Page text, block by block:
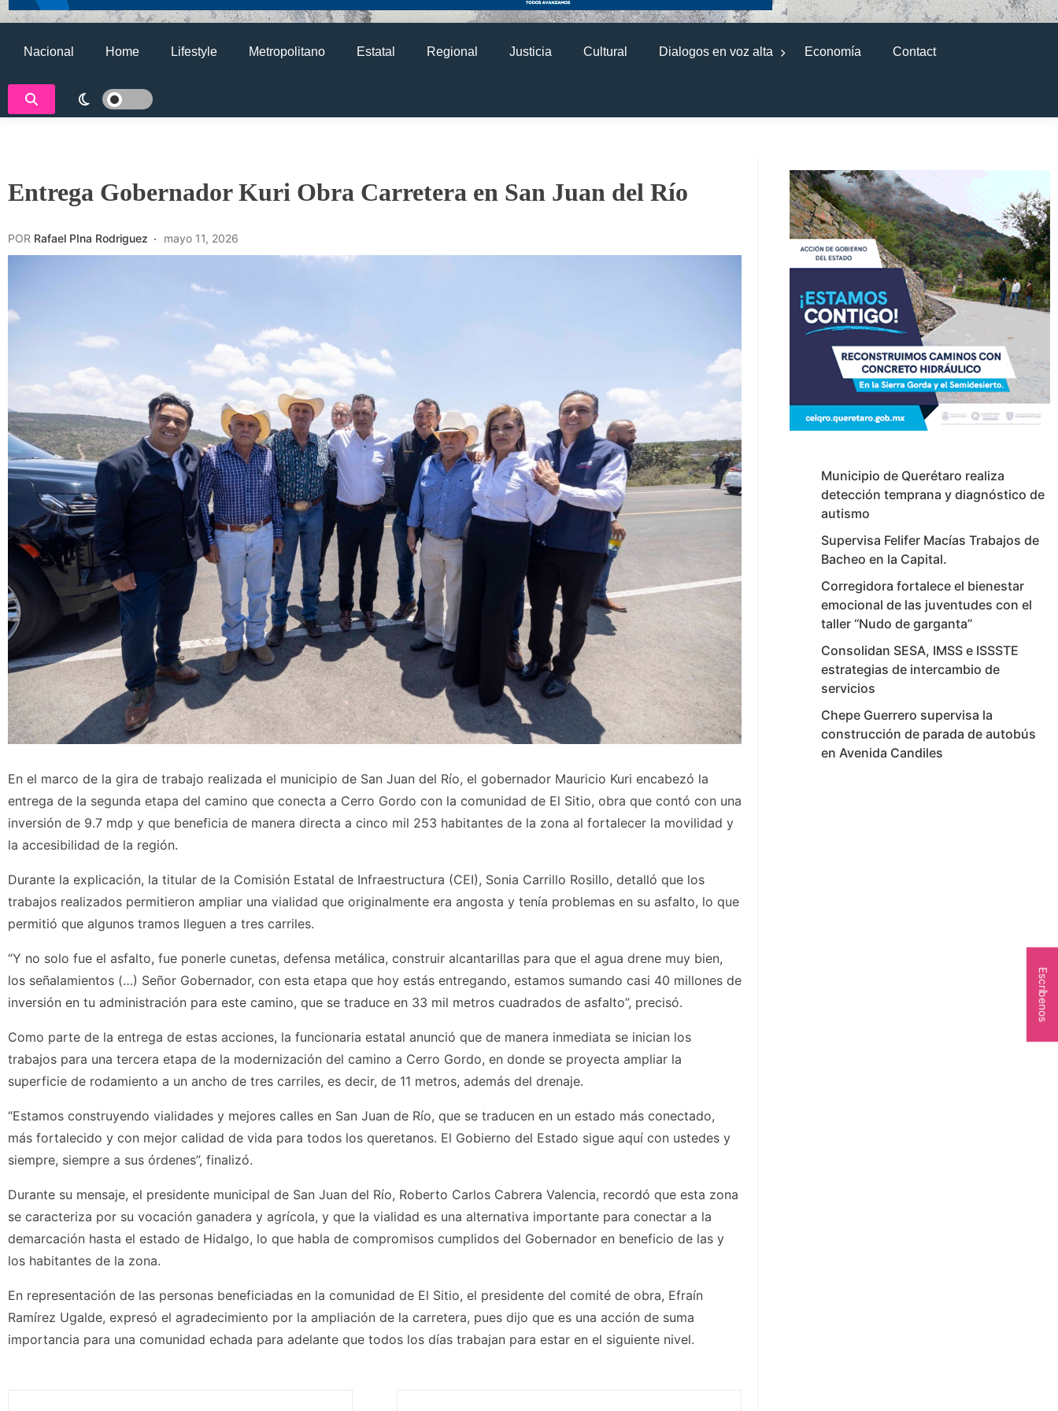
Nacional Home Lifestyle Metropolitano Estatal Regional Justicia Cultural Dialogos en voz alta Economía Contact
Entrega Gobernador Kuri Obra Carretera en San Juan del Río
POR Rafael PIna Rodriguez mayo 11, 2026
En el marco de la gira de trabajo realizada el municipio de San Juan del Río, el gobernador Mauricio Kuri encabezó la
entrega de la segunda etapa del camino que conecta a Cerro Gordo con la comunidad de El Sitio, obra que contó con una
inversión de 9.7 mdp y que beneficia de manera directa a cinco mil 253 habitantes de la zona al fortalecer la movilidad y
la accesibilidad de la región.
Durante la explicación, la titular de la Comisión Estatal de Infraestructura (CEI), Sonia Carrillo Rosillo, detalló que los
trabajos realizados permitieron ampliar una vialidad que originalmente era angosta y tenía problemas en su asfalto, lo que
permitió que algunos tramos lleguen a tres carriles.
“Y no solo fue el asfalto, fue ponerle cunetas, defensa metálica, construir alcantarillas para que el agua drene muy bien,
los señalamientos (…) Señor Gobernador, con esta etapa que hoy estás entregando, estamos sumando casi 40 millones de
inversión en tu administración para este camino, que se traduce en 33 mil metros cuadrados de asfalto”, precisó.
Como parte de la entrega de estas acciones, la funcionaria estatal anunció que de manera inmediata se inician los
trabajos para una tercera etapa de la modernización del camino a Cerro Gordo, en donde se proyecta ampliar la
superficie de rodamiento a un ancho de tres carriles, es decir, de 11 metros, además del drenaje.
“Estamos construyendo vialidades y mejores calles en San Juan de Río, que se traducen en un estado más conectado,
más fortalecido y con mejor calidad de vida para todos los queretanos. El Gobierno del Estado sigue aquí con ustedes y
siempre, siempre a sus órdenes”, finalizó.
Durante su mensaje, el presidente municipal de San Juan del Río, Roberto Carlos Cabrera Valencia, recordó que esta zona
se caracteriza por su vocación ganadera y agrícola, y que la vialidad es una alternativa importante para conectar a la
demarcación hasta el estado de Hidalgo, lo que habla de compromisos cumplidos del Gobernador en beneficio de las y
los habitantes de la zona.
En representación de las personas beneficiadas en la comunidad de El Sitio, el presidente del comité de obra, Efraín
Ramírez Ugalde, expresó el agradecimiento por la ampliación de la carretera, pues dijo que es una acción de suma
importancia para una comunidad echada para adelante que todos los días trabajan para estar en el siguiente nivel.
Municipio de Querétaro realiza
detección temprana y diagnóstico de
autismo
Supervisa Felifer Macías Trabajos de
Bacheo en la Capital.
Corregidora fortalece el bienestar
emocional de las juventudes con el
taller ‘‘Nudo de garganta’’
Consolidan SESA, IMSS e ISSSTE
estrategias de intercambio de
servicios
Chepe Guerrero supervisa la
construcción de parada de autobús
en Avenida Candiles
Escríbenos